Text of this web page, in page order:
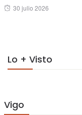
Posted
30 julio 2026
Lo + Visto
Vigo